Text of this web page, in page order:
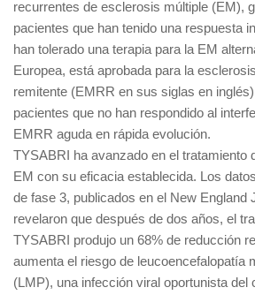
recurrentes de esclerosis múltiple (EM),
pacientes que han tenido una respuesta
han tolerado una terapia para la EM
Europea, está aprobada para la
remitente (EMRR en sus siglas en
pacientes que no han respondido al
EMRR aguda en rápida evolución.
TYSABRI ha avanzado en el tratamiento
EM con su eficacia establecida. Los
de fase 3, publicados en el New England
revelaron que después de dos años, el
TYSABRI produjo un 68% de reducción
aumenta el riesgo de leucoencefalopatía
(LMP), una infección viral oportunista del